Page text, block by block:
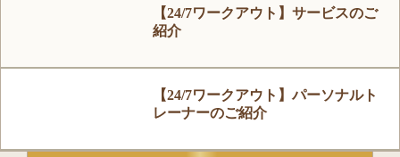
【24/7ワークアウト】サービスのご
紹介
【24/7ワークアウト】パーソナルト
レーナーのご紹介